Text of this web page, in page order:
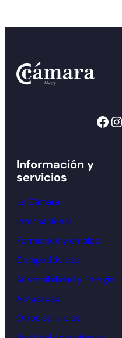
Facebook Instagram
Información y
servicios
La Cámara
Internacional
Formación y empleo
Competitividad
Sostenibilidad y Energía
Actualidad
Otros servicios